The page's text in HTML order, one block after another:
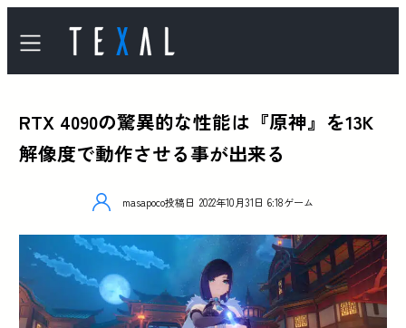
RTX 4090の驚異的な性能は『原神』を13K
解像度で動作させる事が出来る
masapoco投稿日 2022年10月31日 6:18ゲーム